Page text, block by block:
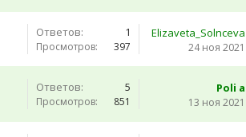
Ответов: 1
Просмотров: 397
Elizaveta_Solnceva
24 ноя 2021
Ответов: 5
Просмотров: 851
Poli a
13 ноя 2021